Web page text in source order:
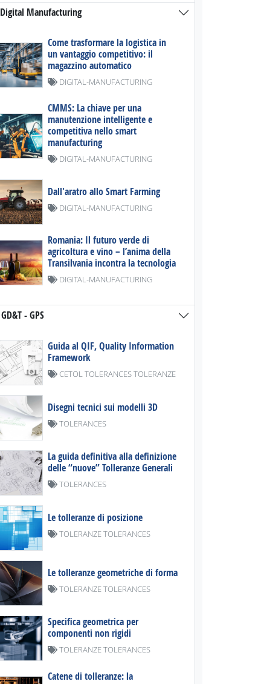
Digital Manufacturing
Come trasformare la logistica in
un vantaggio competitivo: il
magazzino automatico
DIGITAL-MANUFACTURING
CMMS: La chiave per una
manutenzione intelligente e
competitiva nello smart
manufacturing
DIGITAL-MANUFACTURING
Dall'aratro allo Smart Farming
DIGITAL-MANUFACTURING
Romania: Il futuro verde di
agricoltura e vino – l’anima della
Transilvania incontra la tecnologia
DIGITAL-MANUFACTURING
GD&T - GPS
Guida al QIF, Quality Information
Framework
CETOL TOLERANCES TOLERANZE
Disegni tecnici sui modelli 3D
TOLERANCES
La guida definitiva alla definizione
delle “nuove” Tolleranze Generali
TOLERANCES
Le tolleranze di posizione
TOLERANZE TOLERANCES
Le tolleranze geometriche di forma
TOLERANZE TOLERANCES
Specifica geometrica per
componenti non rigidi
TOLERANZE TOLERANCES
Catene di tolleranze: la